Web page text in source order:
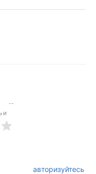
авторизуйтесь